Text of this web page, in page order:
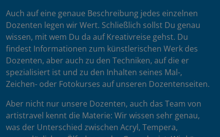
Auch auf eine genaue Beschreibung jedes einzelnen
Dozenten legen wir Wert. Schließlich sollst Du genau
wissen, mit wem Du da auf Kreativreise gehst. Du
findest Informationen zum künstlerischen Werk des
Dozenten, aber auch zu den Techniken, auf die er
spezialisiert ist und zu den Inhalten seines Mal-,
Zeichen- oder Fotokurses auf unseren Dozentenseiten.
Aber nicht nur unsere Dozenten, auch das Team von
artistravel kennt die Materie: Wir wissen sehr genau,
was der Unterschied zwischen Acryl, Tempera,